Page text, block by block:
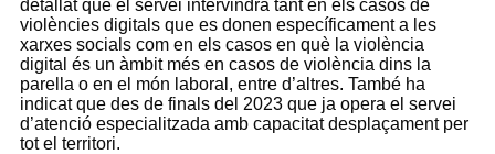
detallat que el servei intervindrà tant en els casos de
violències digitals que es donen específicament a les
xarxes socials com en els casos en què la violència
digital és un àmbit més en casos de violència dins la
parella o en el món laboral, entre d’altres. També ha
indicat que des de finals del 2023 que ja opera el servei
d’atenció especialitzada amb capacitat desplaçament per
tot el territori.